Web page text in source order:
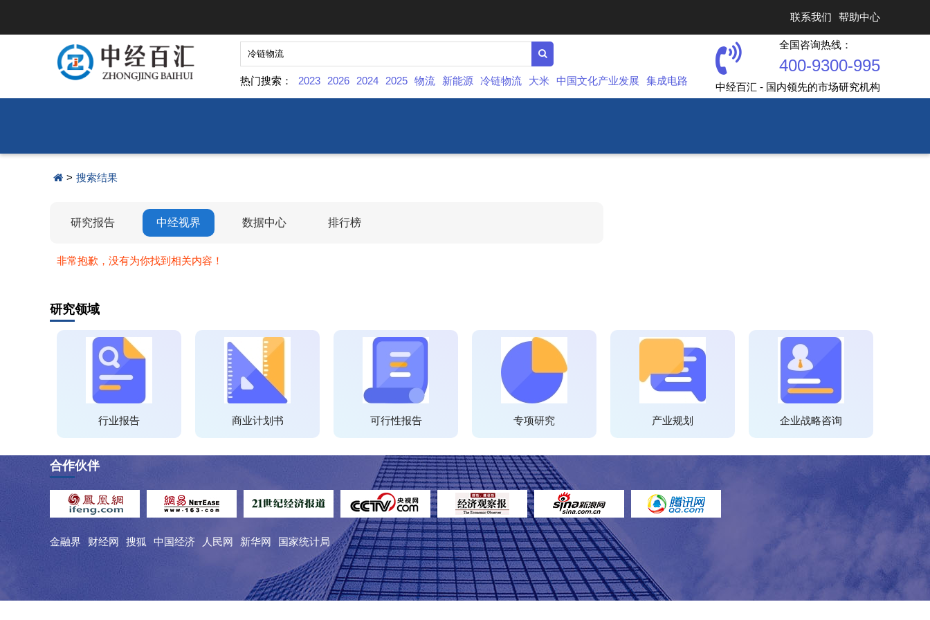
联系我们 帮助中心
热门搜索： 2023 2026 2024 2025 物流 新能源 冷链物流 大米 中国文化产业发展 集成电路
全国咨询热线：
400-9300-995
中经百汇 - 国内领先的市场研究机构
> 搜索结果
研究报告 中经视界 数据中心 排行榜
非常抱歉，没有为你找到相关内容！
研究领域
行业报告 商业计划书 可行性报告 专项研究 产业规划 企业战略咨询
合作伙伴
金融界 财经网 搜狐 中国经济 人民网 新华网 国家统计局